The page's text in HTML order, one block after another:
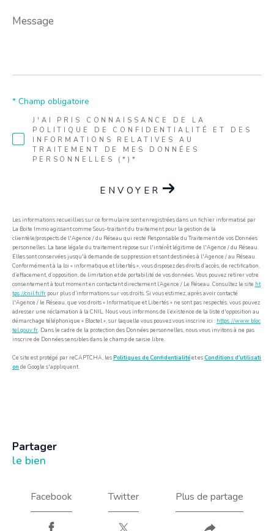
Message
*
J'AI PRIS CONNAISSANCE DE LA
POLITIQUE DE CONFIDENTIALITÉ ET DES
INFORMATIONS RELATIVES AU
TRAITEMENT DE MES DONNÉES
PERSONNELLES (*)*
* Champ obligatoire
ENVOYER
Les informations recueillies sur ce formulaire sont enregistrées dans un fichier informatisé par
La Boite Immo agissant comme Sous-traitant du traitement pour la gestion de la
clientèle/prospects de l'Agence / du Réseau qui reste Responsable du Traitement de vos Données
personnelles. La base légale du traitement repose sur l'intérêt légitime de l'Agence / du Réseau.
Elles sont conservées jusqu'à demande de suppression et sont destinées à l'Agence / au Réseau.
Conformément à la loi « informatique et libertés », vous disposez des droits d’accès, de rectification,
d’effacement, d’opposition, de limitation et de portabilité de vos données. Vous pouvez retirer votre
consentement à tout moment en contactant directement l’Agence / Le Réseau. Consultez le site ht
tps://cnil.fr/fr pour plus d’informations sur vos droits. Si vous estimez, après avoir contacté
l'Agence / le Réseau, que vos droits « Informatique et Libertés » ne sont pas respectés, vous pouvez
adresser une réclamation à la CNIL. Nous vous informons de l’existence de la liste d'opposition au
démarchage téléphonique « Bloctel », sur laquelle vous pouvez vous inscrire ici : https://www.bloc
tel.gouv.fr. Dans le cadre de la protection des Données personnelles, nous vous invitons à ne pas
inscrire de Données sensibles dans le champ de saisie libre.
Ce site est protégé par reCAPTCHA, lesPolitiques de Confidentialitéet esConditions d'utilisati
on de Google s'appliquent.
partager
le bien
Facebook Twitter Plus de partage